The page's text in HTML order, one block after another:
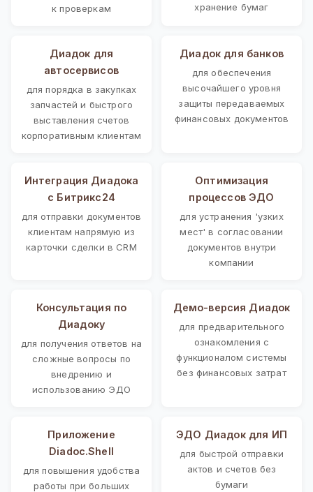
к проверкам
хранение бумаг
Диадок для
автосервисов
для порядка в закупках
запчастей и быстрого
выставления счетов
корпоративным клиентам
Диадок для банков
для обеспечения
высочайшего уровня
защиты передаваемых
финансовых документов
Интеграция Диадока
с Битрикс24
для отправки документов
клиентам напрямую из
карточки сделки в CRM
Оптимизация
процессов ЭДО
для устранения 'узких
мест' в согласовании
документов внутри
компании
Консультация по
Диадоку
для получения ответов на
сложные вопросы по
внедрению и
использованию ЭДО
Демо-версия Диадок
для предварительного
ознакомления с
функционалом системы
без финансовых затрат
Приложение
Diadoc.Shell
для повышения удобства
работы при больших
ЭДО Диадок для ИП
для быстрой отправки
актов и счетов без
бумаги